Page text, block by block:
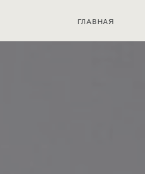
ГЛАВНАЯ